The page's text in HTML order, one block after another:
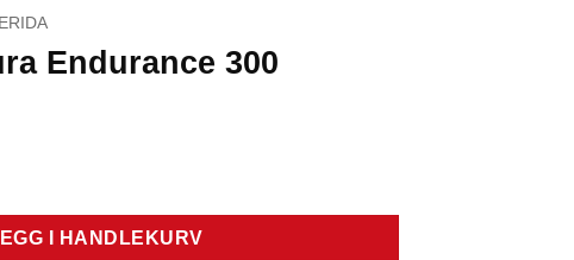
Endurance 300
300 antall
I HANDLEKURV